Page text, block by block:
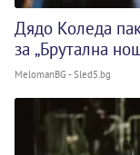
Дядо Коледа
за „Брутална
MelomanBG - Sled5.bg